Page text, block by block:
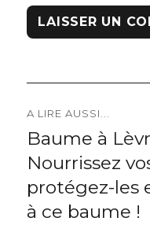
Navigation
de
l’article
A LIRE AUSSI...
Previous
post:
Baume à
Nourrissez
protégez-les
à ce baume !